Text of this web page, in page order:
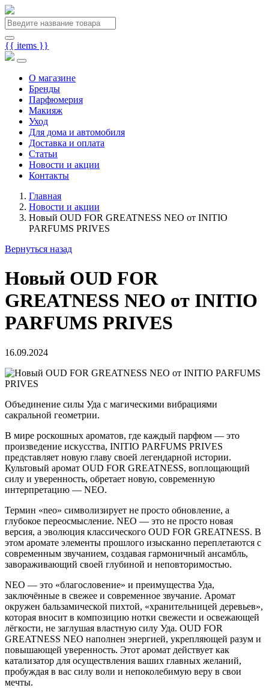
{{ items }}
О магазине
Бренды
Парфюмерия
Макияж
Уход
Для дома и автомобиля
Доставка и оплата
Статьи
Новости и акции
Контакты
Главная
Новости и акции
Новый OUD FOR GREATNESS NEO от INITIO
PARFUMS PRIVES
Вернуться назад
Новый OUD FOR
GREATNESS NEO от INITIO
PARFUMS PRIVES
16.09.2024
Новый OUD FOR GREATNESS NEO от INITIO PARFUMS
PRIVES
Объединение силы Уда с магическими вибрациями
сакральной геометрии.
В мире роскошных ароматов, где каждый парфюм — это
произведение искусства, INITIO PARFUMS PRIVES
представляет новую главу своей легендарной истории.
Культовый аромат OUD FOR GREATNESS, воплощающий
силу и уверенность, обретает новую, современную
интерпретацию — NEO.
Термин «neo» символизирует не просто обновление, а
глубокое переосмысление. NEO — это не просто новая
версия, а эволюция классического OUD FOR GREATNESS. В
этом аромате элементы прошлого изысканно переплетаются с
современным звучанием, создавая гармоничный ансамбль,
завораживающий своей глубиной и неповторимостью.
NEO — это «благословение» и преимущества Уда,
заключённые в свежее и современное звучание. Аромат
окружен бальзамической пихтой, «хранительницей деревьев»,
которая вносит в композицию нотки свежести и освежающей
лёгкости, не заглушая властную силу Уда. OUD FOR
GREATNESS NEO наполнен энергией, укрепляющей разум и
повышающей уверенность. Этот аромат действует как
катализатор для осуществления ваших главных желаний,
пробуждая в вас силу воли и непоколебимую веру в свои
мечты.